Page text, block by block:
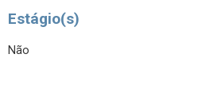
Estágio(s)
Não